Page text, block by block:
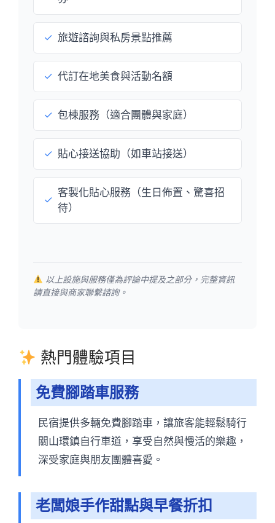
✓ 旅遊諮詢與私房景點推薦
✓ 代訂在地美食與活動名額
✓ 包棟服務（適合團體與家庭）
✓ 貼心接送協助（如車站接送）
✓
客製化貼心服務（生日佈置、驚喜招
待）
以上設施與服務僅為評論中提及之部分，完整資訊
請直接與商家聯繫諮詢。
熱門體驗項目
免費腳踏車服務
民宿提供多輛免費腳踏車，讓旅客能輕鬆騎行
關山環鎮自行車道，享受自然與慢活的樂趣，
深受家庭與朋友團體喜愛。
老闆娘手作甜點與早餐折扣